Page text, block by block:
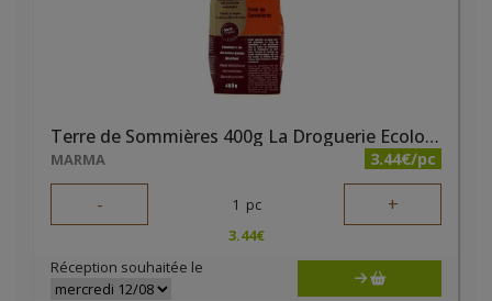
Terre de Sommières 400g La Droguerie Ecologique
MARMA 3.44€/pc
- 1 pc +
3.44€
Réception souhaitée le